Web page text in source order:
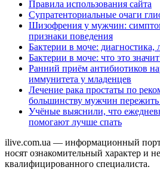
Правила использования сайта
Супратенториальные очаги
Шизофрения у мужчин:
признаки поведения
Бактерии в моче: диагностика,
Бактерии в моче: что это
Ранний приём антибиотиков
иммунитета у младенцев
Лечение рака простаты по
большинству мужчин пережить
Учёные выяснили, что
помогают лучше спать
ilive.com.ua — информационный
носят ознакомительный характер и
квалифицированного специалиста.